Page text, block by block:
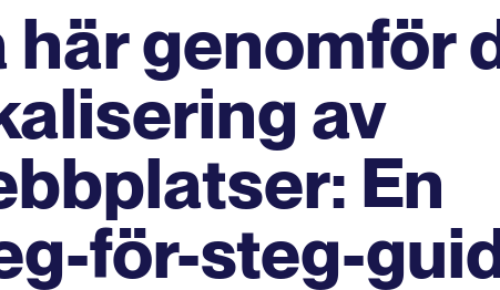
här genomför
av
En
för-steg-